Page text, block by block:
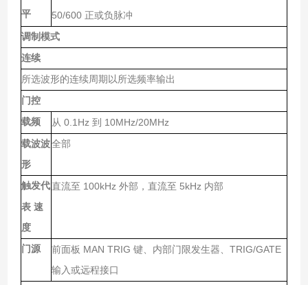
平
50/600 正或负脉冲
调制模式
连续
所选波形的连续周期以所选频率输出
门控
载频 从 0.1Hz 到 10MHz/20MHz
载波波
形
全部
触发代
表 速
度
直流至 100kHz 外部，直流至 5kHz 内部
门源 前面板 MAN TRIG 键、内部门限发生器、 TRIG/GATE
输入或远程接口